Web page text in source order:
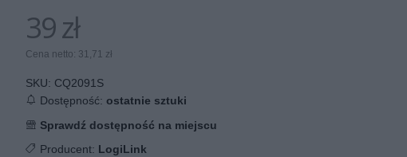
39 zł
Cena netto: 31,71 zł
SKU: CQ2091S
Dostępność: ostatnie sztuki
Sprawdź dostępność na miejscu
Producent: LogiLink